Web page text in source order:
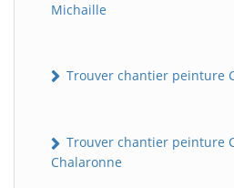
Michaille
Trouver chantier peinture
Trouver chantier peinture
Chalaronne